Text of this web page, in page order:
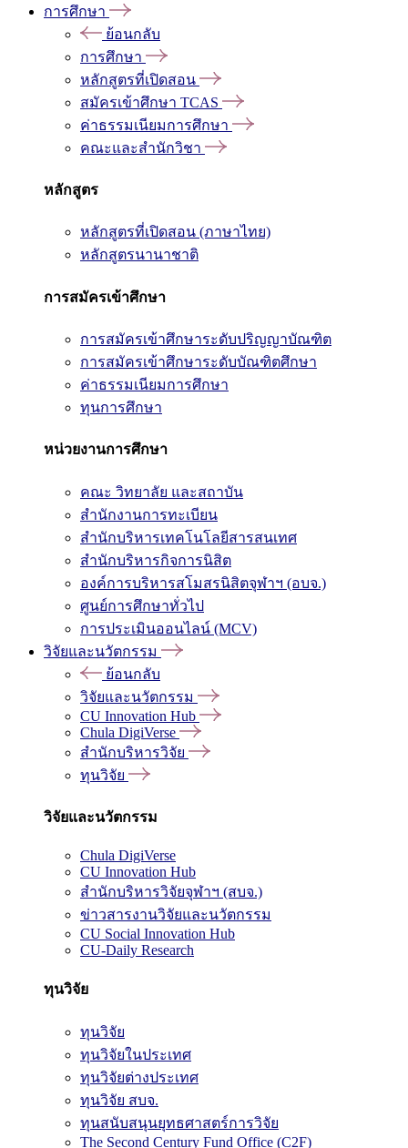
การศึกษา
ย้อนกลับ
การศึกษา
หลักสูตรที่เปิดสอน
สมัครเข้าศึกษา TCAS
ค่าธรรมเนียมการศึกษา
คณะและสำนักวิชา
หลักสูตร
หลักสูตรที่เปิดสอน (ภาษาไทย)
หลักสูตรนานาชาติ
การสมัครเข้าศึกษา
การสมัครเข้าศึกษาระดับปริญญาบัณฑิต
การสมัครเข้าศึกษาระดับบัณฑิตศึกษา
ค่าธรรมเนียมการศึกษา
ทุนการศึกษา
หน่วยงานการศึกษา
คณะ วิทยาลัย และสถาบัน
สำนักงานการทะเบียน
สำนักบริหารเทคโนโลยีสารสนเทศ
สำนักบริหารกิจการนิสิต
องค์การบริหารสโมสรนิสิตจุฬาฯ (อบจ.)
ศูนย์การศึกษาทั่วไป
การประเมินออนไลน์ (MCV)
วิจัยและนวัตกรรม
ย้อนกลับ
วิจัยและนวัตกรรม
CU Innovation Hub
Chula DigiVerse
สำนักบริหารวิจัย
ทุนวิจัย
วิจัยและนวัตกรรม
Chula DigiVerse
CU Innovation Hub
สำนักบริหารวิจัยจุฬาฯ (สบจ.)
ข่าวสารงานวิจัยและนวัตกรรม
CU Social Innovation Hub
CU-Daily Research
ทุนวิจัย
ทุนวิจัย
ทุนวิจัยในประเทศ
ทุนวิจัยต่างประเทศ
ทุนวิจัย สบจ.
ทุนสนับสนุนยุทธศาสตร์การวิจัย
The Second Century Fund Office (C2F)